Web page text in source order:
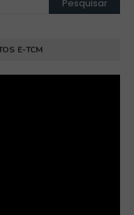
E-TCM